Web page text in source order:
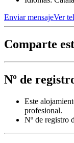
Enviar mensajeVer
Comparte
Nº de
Este
profesional.
Nº de registro